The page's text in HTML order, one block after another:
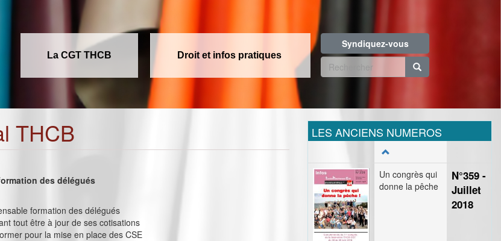
La CGT THCB Droit et infos pratiques
Syndiquez-vous
Formulaire
recherche
THCB
des délégués
formation des délégués
tout être à jour de ses cotisations
pour la mise en place des CSE
LES ANCIENS NUMEROS
Un congrès qui
donne la pêche
N°359 -
Juillet
2018